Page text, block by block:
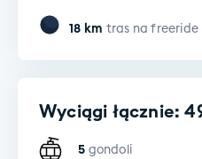
18 km tras na freeride
Wyciągi łącznie:
5 gondoli